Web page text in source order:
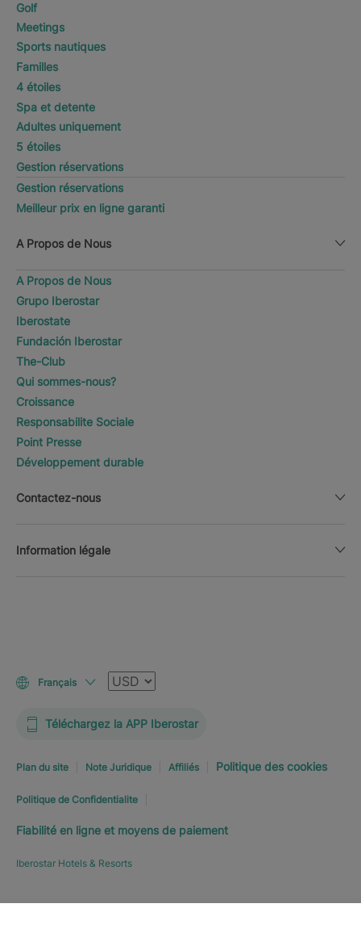
Golf
Meetings
Sports nautiques
Familles
4 étoiles
Spa et detente
Adultes uniquement
5 étoiles
Gestion réservations
Gestion réservations
Meilleur prix en ligne garanti
A Propos de Nous
A Propos de Nous
Grupo Iberostar
Iberostate
Fundación Iberostar
The-Club
Qui sommes-nous?
Croissance
Responsabilite Sociale
Point Presse
Développement durable
Contactez-nous
Information légale
Français Devise
Téléchargez la APP Iberostar
Plan du site Note Juridique Affiliés Politique des cookies
Politique de Confidentialite
Fiabilité en ligne et moyens de paiement
Iberostar Hotels & Resorts